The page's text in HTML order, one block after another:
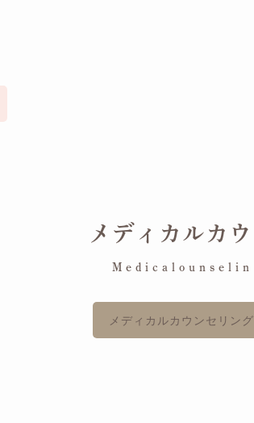
メディカルカ
Medicalounselin
メディカルカウンセリング